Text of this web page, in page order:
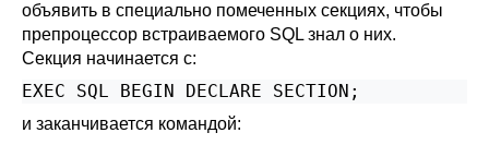
объявить в специально помеченных секциях, чтобы
препроцессор встраиваемого SQL знал о них.
Секция начинается с:
EXEC SQL BEGIN DECLARE SECTION;
и заканчивается командой: